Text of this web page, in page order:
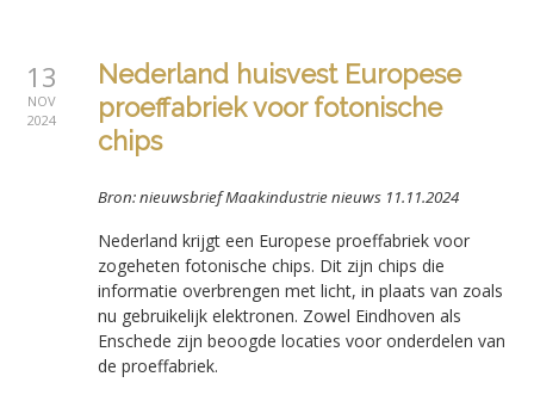
13
NOV
2024
Nederland huisvest Europese
proeffabriek voor fotonische
chips
Bron: nieuwsbrief Maakindustrie nieuws 11.11.2024
Nederland krijgt een Europese proeffabriek voor
zogeheten fotonische chips. Dit zijn chips die
informatie overbrengen met licht, in plaats van zoals
nu gebruikelijk elektronen. Zowel Eindhoven als
Enschede zijn beoogde locaties voor onderdelen van
de proeffabriek.